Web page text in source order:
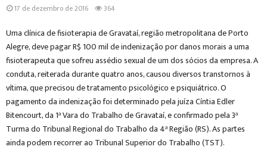
17 de dezembro de 2016 364
Uma clínica de fisioterapia de Gravataí, região metropolitana de Porto
Alegre, deve pagar R$ 100 mil de indenização por danos morais a uma
fisioterapeuta que sofreu assédio sexual de um dos sócios da empresa. A
conduta, reiterada durante quatro anos, causou diversos transtornos à
vítima, que precisou de tratamento psicológico e psiquiátrico. O
pagamento da indenização foi determinado pela juíza Cíntia Edler
Bitencourt, da 1ª Vara do Trabalho de Gravataí, e confirmado pela 3ª
Turma do Tribunal Regional do Trabalho da 4ª Região (RS). As partes
ainda podem recorrer ao Tribunal Superior do Trabalho (TST).